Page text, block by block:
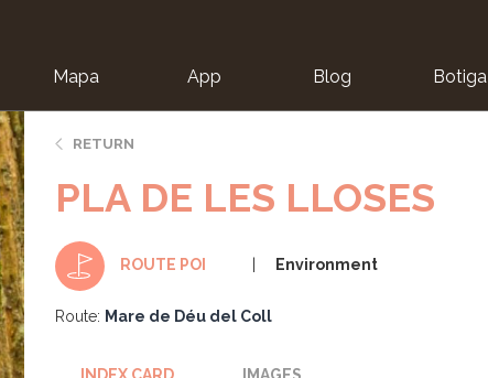
Mapa App Blog Botiga
RETURN
PLA DE LES LLOSES
ROUTE POI Environment
Route: Mare de Déu del Coll